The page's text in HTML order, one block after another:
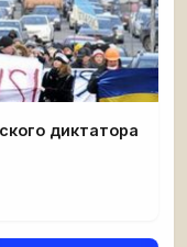
диктатора